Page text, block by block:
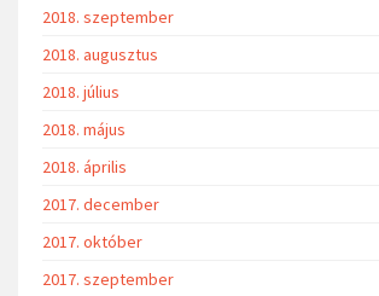
2018. szeptember
2018. augusztus
2018. július
2018. május
2018. április
2017. december
2017. október
2017. szeptember